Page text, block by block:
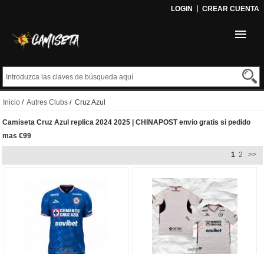
LOGIN CREAR CUENTA
Inicio / Autres Clubs / Cruz Azul
Camiseta Cruz Azul replica 2024 2025 | CHINAPOST envio gratis si pedido
mas €99
1 2 >>